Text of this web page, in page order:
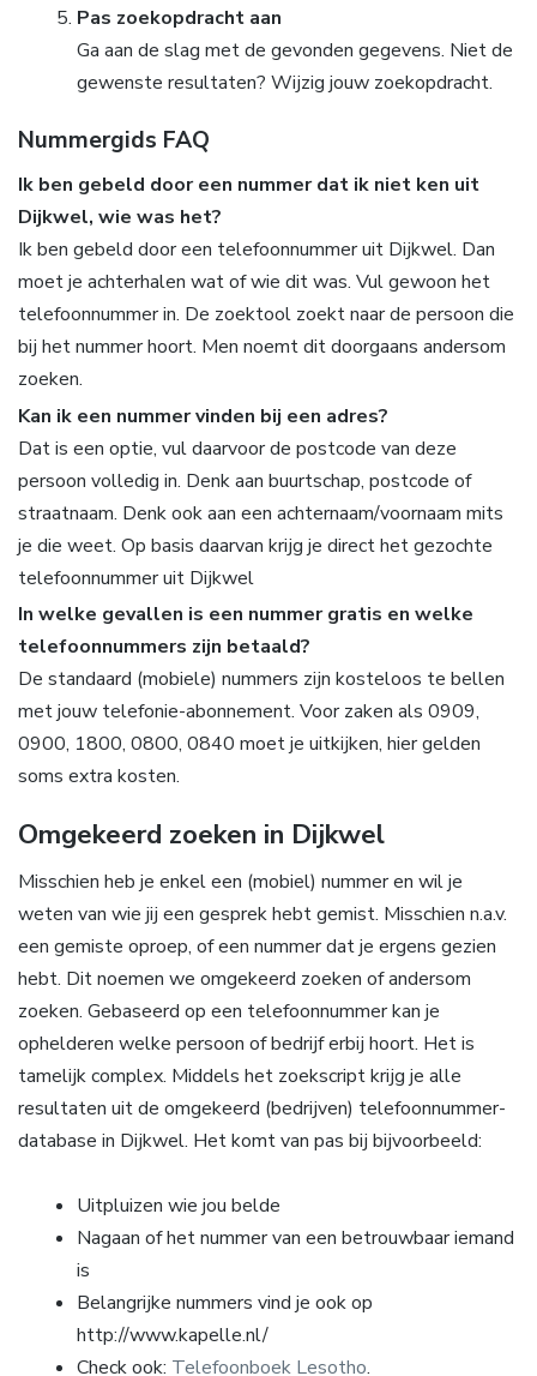
Pas zoekopdracht aan
Ga aan de slag met de gevonden gegevens. Niet de
gewenste resultaten? Wijzig jouw zoekopdracht.
Nummergids FAQ
Ik ben gebeld door een nummer dat ik niet ken uit
Dijkwel, wie was het?
Ik ben gebeld door een telefoonnummer uit Dijkwel. Dan
moet je achterhalen wat of wie dit was. Vul gewoon het
telefoonnummer in. De zoektool zoekt naar de persoon die
bij het nummer hoort. Men noemt dit doorgaans andersom
zoeken.
Kan ik een nummer vinden bij een adres?
Dat is een optie, vul daarvoor de postcode van deze
persoon volledig in. Denk aan buurtschap, postcode of
straatnaam. Denk ook aan een achternaam/voornaam mits
je die weet. Op basis daarvan krijg je direct het gezochte
telefoonnummer uit Dijkwel
In welke gevallen is een nummer gratis en welke
telefoonnummers zijn betaald?
De standaard (mobiele) nummers zijn kosteloos te bellen
met jouw telefonie-abonnement. Voor zaken als 0909,
0900, 1800, 0800, 0840 moet je uitkijken, hier gelden
soms extra kosten.
Omgekeerd zoeken in Dijkwel
Misschien heb je enkel een (mobiel) nummer en wil je
weten van wie jij een gesprek hebt gemist. Misschien n.a.v.
een gemiste oproep, of een nummer dat je ergens gezien
hebt. Dit noemen we omgekeerd zoeken of andersom
zoeken. Gebaseerd op een telefoonnummer kan je
ophelderen welke persoon of bedrijf erbij hoort. Het is
tamelijk complex. Middels het zoekscript krijg je alle
resultaten uit de omgekeerd (bedrijven) telefoonnummer-
database in Dijkwel. Het komt van pas bij bijvoorbeeld:
Uitpluizen wie jou belde
Nagaan of het nummer van een betrouwbaar iemand
is
Belangrijke nummers vind je ook op
http://www.kapelle.nl/
Check ook: Telefoonboek Lesotho.